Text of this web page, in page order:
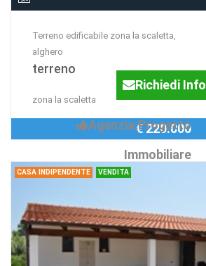
Terreno edificabile zona la scaletta,
alghero
terreno
zona la scaletta
Richiedi Info
Agenzia:Progetto
Immobiliare
€ 220.000
CASA INDIPENDENTE VENDITA